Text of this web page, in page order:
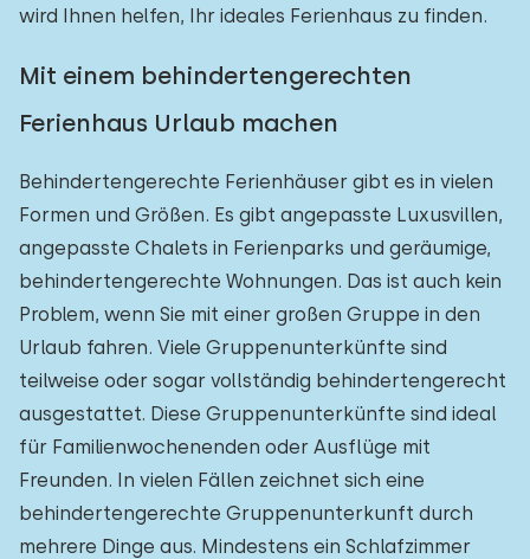
wird Ihnen helfen, Ihr ideales Ferienhaus zu finden.
Mit einem behindertengerechten
Ferienhaus Urlaub machen
Behindertengerechte Ferienhäuser gibt es in vielen
Formen und Größen. Es gibt angepasste Luxusvillen,
angepasste Chalets in Ferienparks und geräumige,
behindertengerechte Wohnungen. Das ist auch kein
Problem, wenn Sie mit einer großen Gruppe in den
Urlaub fahren. Viele Gruppenunterkünfte sind
teilweise oder sogar vollständig behindertengerecht
ausgestattet. Diese Gruppenunterkünfte sind ideal
für Familienwochenenden oder Ausflüge mit
Freunden. In vielen Fällen zeichnet sich eine
behindertengerechte Gruppenunterkunft durch
mehrere Dinge aus. Mindestens ein Schlafzimmer